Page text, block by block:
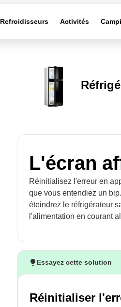
Refroidisseurs Activités
L'écran
Réinitialisez l'erreur en
que vous entendiez un
éteindrez le réfrigérateur
l'alimentation en courant
Essayez cette solution
Réinitialiser